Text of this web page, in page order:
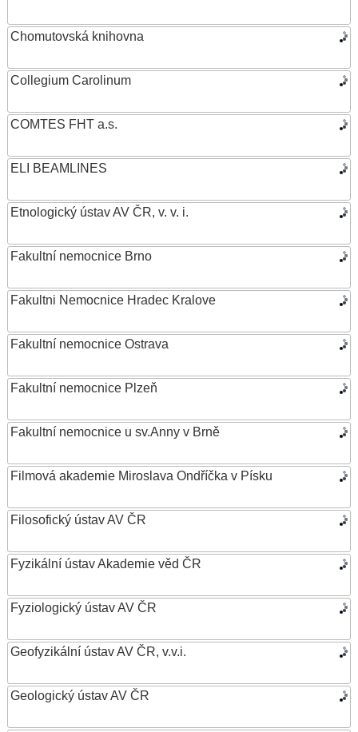
Chomutovská knihovna
Collegium Carolinum
COMTES FHT a.s.
ELI BEAMLINES
Etnologický ústav AV ČR, v. v. i.
Fakultní nemocnice Brno
Fakultni Nemocnice Hradec Kralove
Fakultní nemocnice Ostrava
Fakultní nemocnice Plzeň
Fakultní nemocnice u sv.Anny v Brně
Filmová akademie Miroslava Ondříčka v Písku
Filosofický ústav AV ČR
Fyzikální ústav Akademie věd ČR
Fyziologický ústav AV ČR
Geofyzikální ústav AV ČR, v.v.i.
Geologický ústav AV ČR